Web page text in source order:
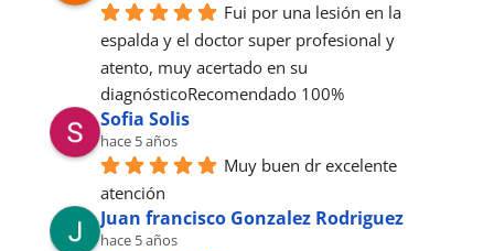
Fui por una lesión en la
espalda y el doctor super profesional y
atento, muy acertado en su
diagnósticoRecomendado 100%
Sofia Solis
hace 5 años
Muy buen dr excelente
atención
Juan francisco Gonzalez Rodriguez
hace 5 años